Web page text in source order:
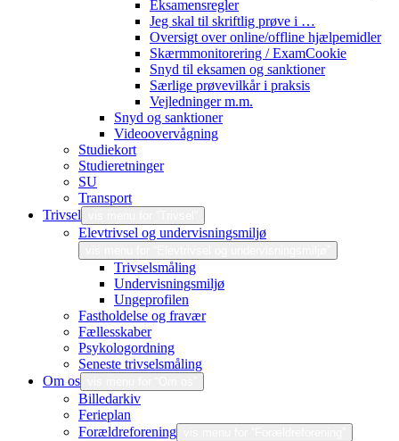
Eksamensregler
Jeg skal til skriftlig prøve i …
Oversigt over online/offline hjælpemidler
Skærmmonitorering / ExamCookie
Snyd til eksamen og sanktioner
Særlige prøvevilkår i praksis
Vejledninger m.m.
Snyd og sanktioner
Videoovervågning
Studiekort
Studieretninger
SU
Transport
Trivsel
Elevtrivsel og undervisningsmiljø
Trivselsmåling
Undervisningsmiljø
Ungeprofilen
Fastholdelse og fravær
Fællesskaber
Psykologordning
Seneste trivselsmåling
Om os
Billedarkiv
Ferieplan
Forældreforening